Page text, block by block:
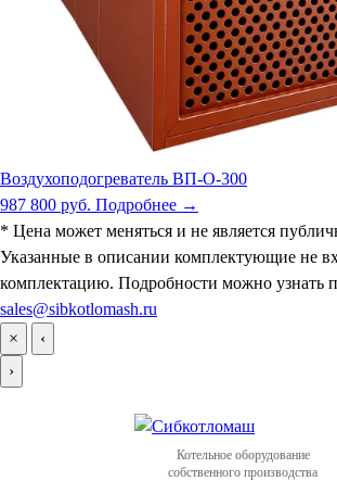
Воздухоподогреватель ВП-О-300
987 800 руб. Подробнее →
* Цена может меняться и не является
Указанные в описании комплектующие не
комплектацию. Подробности можно узнать
sales@sibkotlomash.ru
×
‹
›
Котельное оборудование
собственного производства